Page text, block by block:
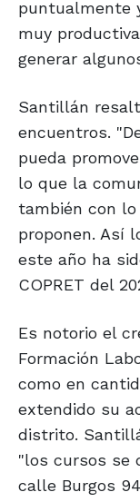
puntualmente
muy
generar
Santillán
encuentros.
pueda
lo que la
también con
proponen. Así
este año ha
COPRET del
Es notorio el
Formación
como en
extendido su
distrito.
"los cursos se
calle Burgos